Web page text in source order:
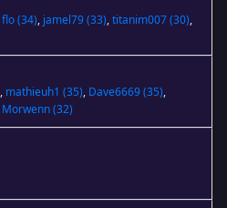
flo(34), jamel79(33),titanim007(30),
, mathieuh1 (35), Dave6669(35),
Morwenn(32)